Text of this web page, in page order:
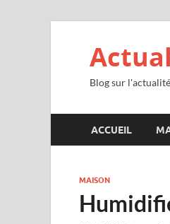
Blog sur
ACCUEIL
MAISON